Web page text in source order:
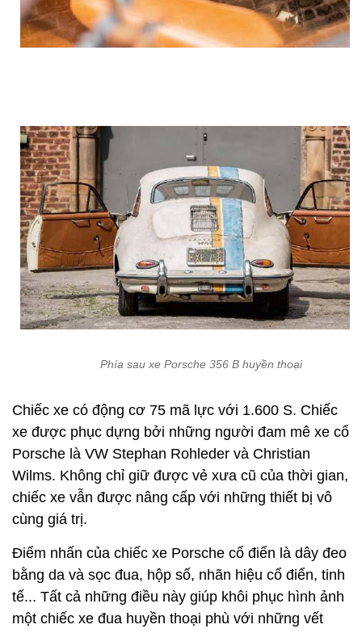
Phía sau xe Porsche 356 B huyền thoại
Chiếc xe có động cơ 75 mã lực với 1.600 S. Chiếc
xe được phục dựng bởi những người đam mê xe cổ
Porsche là VW Stephan Rohleder và Christian
Wilms. Không chỉ giữ được vẻ xưa cũ của thời gian,
chiếc xe vẫn được nâng cấp với những thiết bị vô
cùng giá trị.
Điểm nhấn của chiếc xe Porsche cổ điển là dây đeo
bằng da và sọc đua, hộp số, nhãn hiệu cổ điển, tinh
tế... Tất cả những điều này giúp khôi phục hình ảnh
một chiếc xe đua huyền thoại phù với những vết